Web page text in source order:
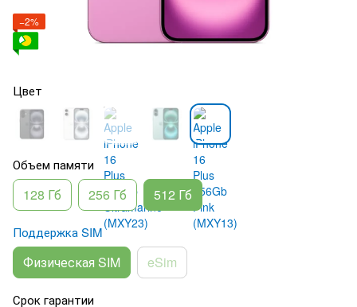
−2%
Цвет
Объем памяти
128 Гб 256 Гб 512 Гб
Поддержка SIM
Физическая SIM eSim
Срок гарантии